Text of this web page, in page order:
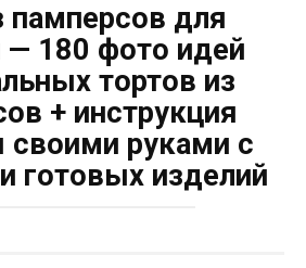
памперсов для
— 180 фото идей
тортов из
+ инструкция
своими руками с
готовых изделий